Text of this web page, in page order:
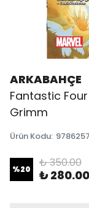
ARKABAHÇE
Fantastic
Grimm
Ürün Kodu:
%20 ₺ 350.00
₺ 280.00